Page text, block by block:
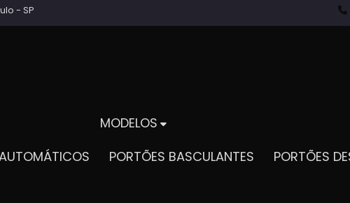
- SP
MODELOS
AUTOMÁTICOS PORTÕES BASCULANTES PORTÕES